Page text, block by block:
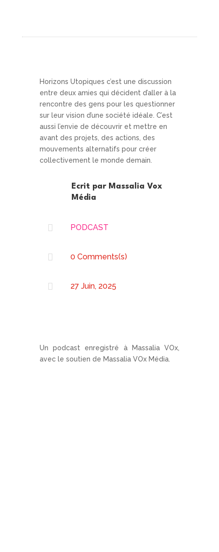
Horizons Utopiques c’est une discussion
entre deux amies qui décident d’aller à la
rencontre des gens pour les questionner
sur leur vision d’une société idéale. C’est
aussi l’envie de découvrir et mettre en
avant des projets, des actions, des
mouvements alternatifs pour créer
collectivement le monde demain.
Ecrit par Massalia Vox
Média
 PODCAST
 0 Comments(s)
 27 Juin, 2025
Un podcast enregistré à Massalia VOx,
avec le soutien de Massalia VOx Média.